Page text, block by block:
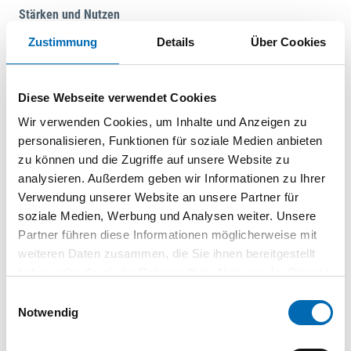
Zustimmung Details Über Cookies
Diese Webseite verwendet Cookies
Wir verwenden Cookies, um Inhalte und Anzeigen zu
personalisieren, Funktionen für soziale Medien anbieten
zu können und die Zugriffe auf unsere Website zu
analysieren. Außerdem geben wir Informationen zu Ihrer
Verwendung unserer Website an unsere Partner für
soziale Medien, Werbung und Analysen weiter. Unsere
Partner führen diese Informationen möglicherweise mit
weiteren Daten zusammen, die Sie ihnen bereitgestellt
Notwendig
Stärken und Nutzen
Ermüdungsfrei Arbeiten: mit den TBX 4 Akkupacks für
maximale Power auch bei anspruchsvollen
Anwendungen
Langlebig: Die geringe Wärmeentwicklung der Tabless
Zellen verlängert die Lebensdauer der Akkus
Kürzere Ladezyklen: Die Akkus können aufgrund ihrer
geringen Wärmeentwicklung direkt nach dem Einsatz
aufgeladen werden
Absaugung startet automatisch: Die Bluetooth®
Akkupacks starten beim Einschalten des Werkzeuges
Akkupacks clevere Zusatzfunktionen, wie z.B. die